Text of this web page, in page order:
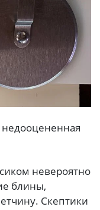
невероятно
блины,
Скептики